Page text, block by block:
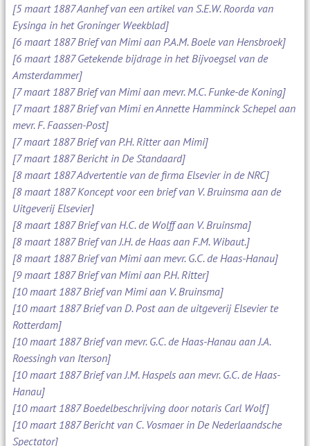
[5 maart 1887 Aanhef van een artikel van S.E.W. Roorda van
Eysinga in het Groninger Weekblad]
[6 maart 1887 Brief van Mimi aan P.A.M. Boele van Hensbroek]
[6 maart 1887 Getekende bijdrage in het Bijvoegsel van de
Amsterdammer]
[7 maart 1887 Brief van Mimi aan mevr. M.C. Funke-de Koning]
[7 maart 1887 Brief van Mimi en Annette Hamminck Schepel aan
mevr. F. Faassen-Post]
[7 maart 1887 Brief van P.H. Ritter aan Mimi]
[7 maart 1887 Bericht in De Standaard]
[8 maart 1887 Advertentie van de firma Elsevier in de NRC]
[8 maart 1887 Koncept voor een brief van V. Bruinsma aan de
Uitgeverij Elsevier]
[8 maart 1887 Brief van H.C. de Wolff aan V. Bruinsma]
[8 maart 1887 Brief van J.H. de Haas aan F.M. Wibaut.]
[8 maart 1887 Brief van Mimi aan mevr. G.C. de Haas-Hanau]
[9 maart 1887 Brief van Mimi aan P.H. Ritter]
[10 maart 1887 Brief van Mimi aan V. Bruinsma]
[10 maart 1887 Brief van D. Post aan de uitgeverij Elsevier te
Rotterdam]
[10 maart 1887 Brief van mevr. G.C. de Haas-Hanau aan J.A.
Roessingh van Iterson]
[10 maart 1887 Brief van J.M. Haspels aan mevr. G.C. de Haas-
Hanau]
[10 maart 1887 Boedelbeschrijving door notaris Carl Wolf]
[10 maart 1887 Bericht van C. Vosmaer in De Nederlaandsche
Spectator]